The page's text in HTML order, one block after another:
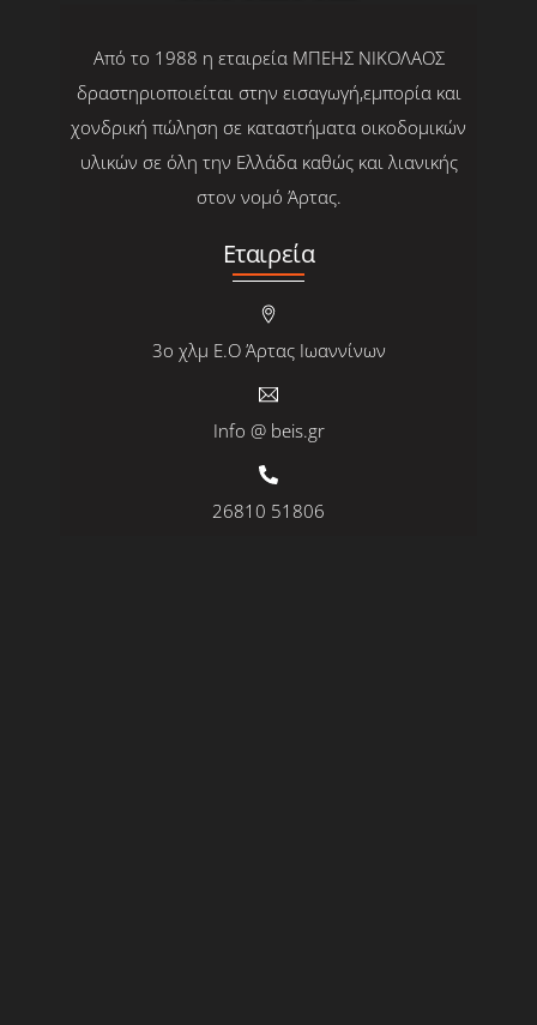
Από το 1988 η εταιρεία ΜΠΕΗΣ ΝΙΚΟΛΑΟΣ
δραστηριοποιείται στην εισαγωγή,εμπορία και
χονδρική πώληση σε καταστήματα οικοδομικών
υλικών σε όλη την Ελλάδα καθώς και λιανικής
στον νομό Άρτας.
Εταιρεία
3ο χλμ Ε.Ο Άρτας Ιωαννίνων
Info @ beis.gr
26810 51806